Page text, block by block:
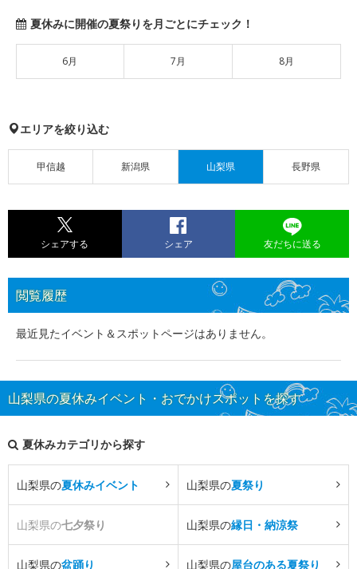
夏休みに開催の夏祭りを月ごとにチェック！
6月 7月 8月
エリアを絞り込む
甲信越 新潟県 山梨県 長野県
シェアする シェア 友だちに送る
閲覧履歴
最近見たイベント＆スポットページはありません。
山梨県の夏休みイベント・おでかけスポットを探す
夏休みカテゴリから探す
山梨県の夏休みイベント 山梨県の夏祭り
山梨県の七夕祭り 山梨県の縁日・納涼祭
山梨県の盆踊り 山梨県の屋台のある夏祭り